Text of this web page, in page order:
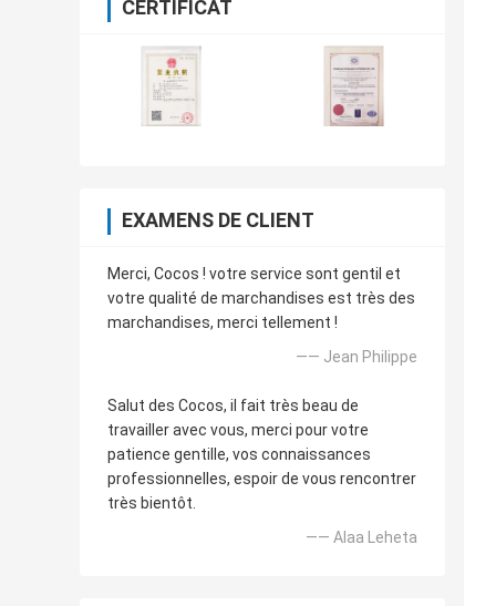
CERTIFICAT
EXAMENS DE CLIENT
Merci, Cocos ! votre service sont gentil et
votre qualité de marchandises est très des
marchandises, merci tellement !
—— Jean Philippe
Salut des Cocos, il fait très beau de
travailler avec vous, merci pour votre
patience gentille, vos connaissances
professionnelles, espoir de vous rencontrer
très bientôt.
—— Alaa Leheta